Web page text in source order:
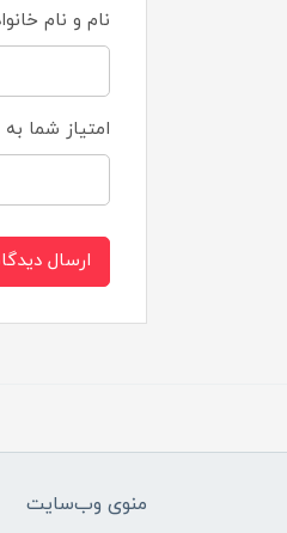
نام و نام
امتیاز شما
ارسال
منوی وب‌سایت